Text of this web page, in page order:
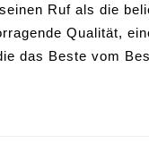
Ruf als die
Qualität,
das Beste vom